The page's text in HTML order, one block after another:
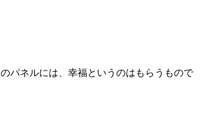
パネルには、幸福というのはもらうもので